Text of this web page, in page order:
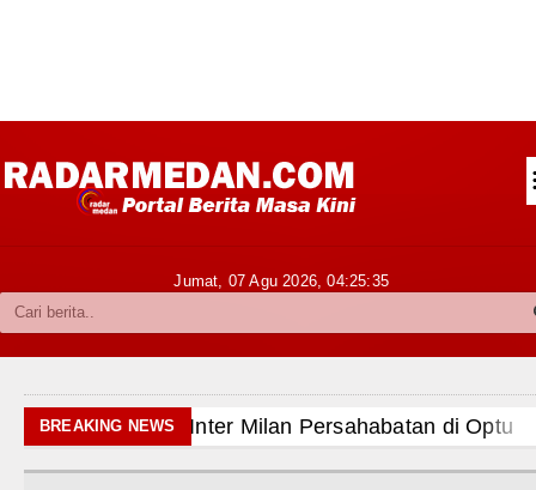
Kabupaten Karo
Jumat, 07 Agu 2026,04:25:37
BREAKING NEWS
Pukul 18.00 WIB
Pukul 00.00 WIB